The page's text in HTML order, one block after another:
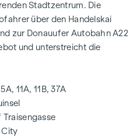
Sonnenschutz
und
„puck“
Stadtzentrum. Die
über den Handelskai
zur Donauufer Autobahn A22
und unterstreicht die
11A, 11B, 37A
City